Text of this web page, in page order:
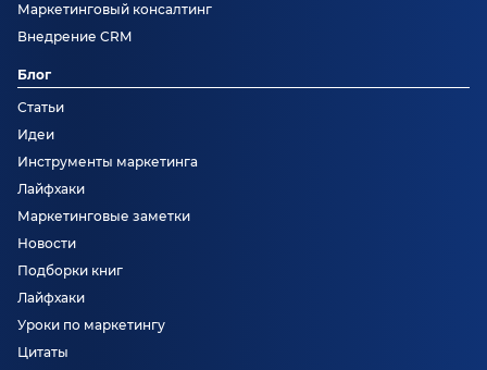
Маркетинговый консалтинг
Внедрение CRM
Блог
Статьи
Идеи
Инструменты маркетинга
Лайфхаки
Маркетинговые заметки
Новости
Подборки книг
Лайфхаки
Уроки по маркетингу
Цитаты